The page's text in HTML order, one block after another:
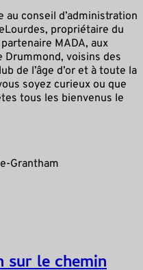
au conseil d’administration
propriétaire du
MADA, aux
Drummond, voisins des
de l’âge d’or et à toute la
soyez curieux ou que
tous les bienvenus le
Grantham
sur le chemin